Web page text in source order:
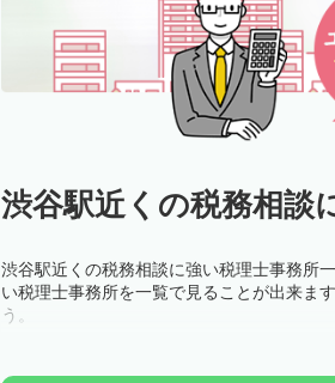
渋谷駅近くの税務相談
渋谷駅近くの税務相談に強い税理士事務所
い税理士事務所を一覧で見ることが出来ま
う。